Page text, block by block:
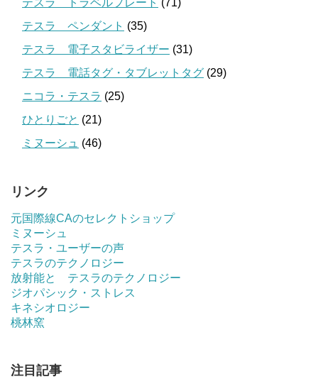
テスラ トラベルプレート (71)
テスラ ペンダント (35)
テスラ 電子スタビライザー (31)
テスラ 電話タグ・タブレットタグ (29)
ニコラ・テスラ (25)
ひとりごと (21)
ミヌーシュ (46)
リンク
元国際線CAのセレクトショップ
ミヌーシュ
テスラ・ユーザーの声
テスラのテクノロジー
放射能と テスラのテクノロジー
ジオパシック・ストレス
キネシオロジー
桃林窯
注目記事